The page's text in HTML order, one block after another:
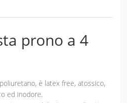
prono a 4
è latex free, atossico,
ed inodore.